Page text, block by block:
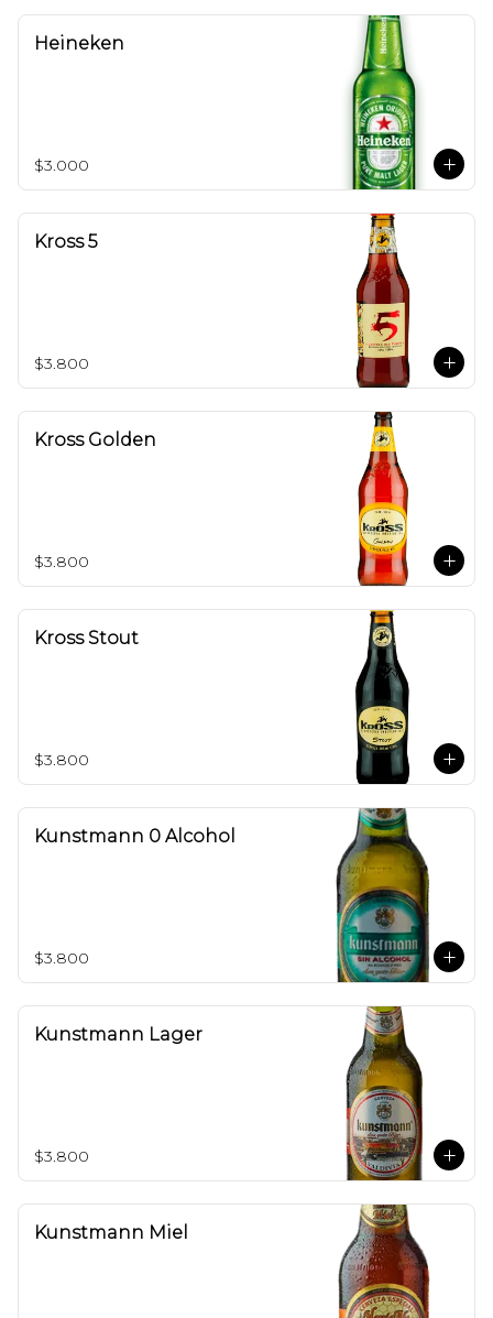
Heineken
$3.000
Kross 5
$3.800
Kross Golden
$3.800
Kross Stout
$3.800
Kunstmann 0 Alcohol
$3.800
Kunstmann Lager
$3.800
Kunstmann Miel